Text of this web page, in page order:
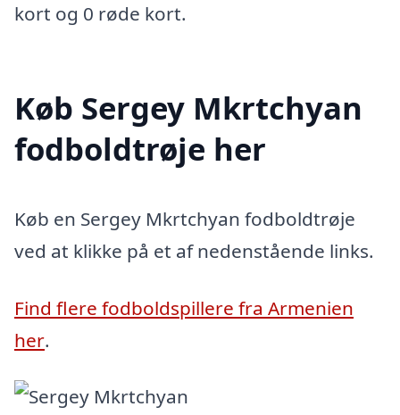
kort og 0 røde kort.
Køb Sergey Mkrtchyan
fodboldtrøje her
Køb en Sergey Mkrtchyan fodboldtrøje
ved at klikke på et af nedenstående links.
Find flere fodboldspillere fra Armenien
her.